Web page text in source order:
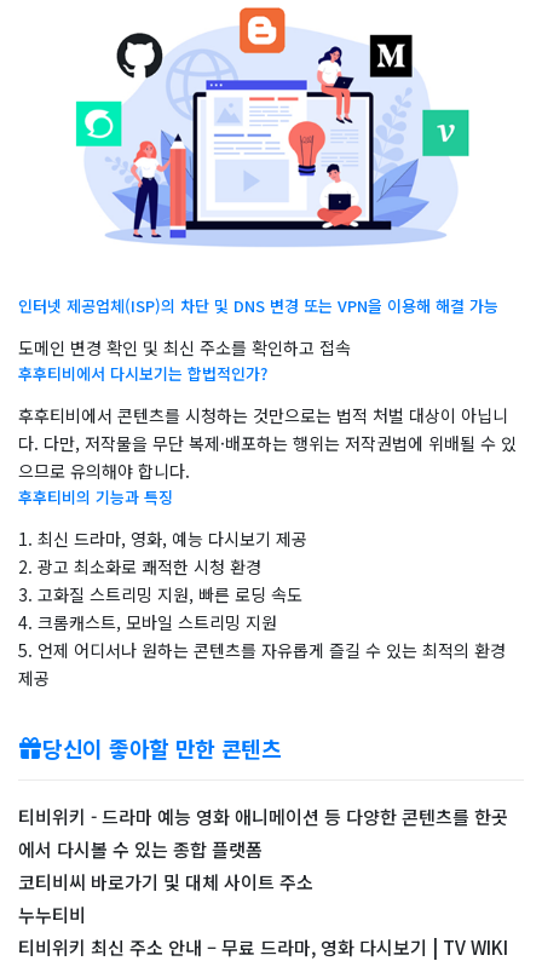
인터넷 제공업체(ISP)의 차단 및 DNS 변경 또는 VPN을 이용해 해결 가능
도메인 변경 확인 및 최신 주소를 확인하고 접속
후후티비에서 다시보기는 합법적인가?
후후티비에서 콘텐츠를 시청하는 것만으로는 법적 처벌 대상이 아닙니
다. 다만, 저작물을 무단 복제·배포하는 행위는 저작권법에 위배될 수 있
으므로 유의해야 합니다.
후후티비의 기능과 특징
1. 최신 드라마, 영화, 예능 다시보기 제공
2. 광고 최소화로 쾌적한 시청 환경
3. 고화질 스트리밍 지원, 빠른 로딩 속도
4. 크롬캐스트, 모바일 스트리밍 지원
5. 언제 어디서나 원하는 콘텐츠를 자유롭게 즐길 수 있는 최적의 환경
제공
당신이 좋아할 만한 콘텐츠
티비위키 - 드라마 예능 영화 애니메이션 등 다양한 콘텐츠를 한곳
에서 다시볼 수 있는 종합 플랫폼
코티비씨 바로가기 및 대체 사이트 주소
누누티비
티비위키 최신 주소 안내 – 무료 드라마, 영화 다시보기 | TV WIKI